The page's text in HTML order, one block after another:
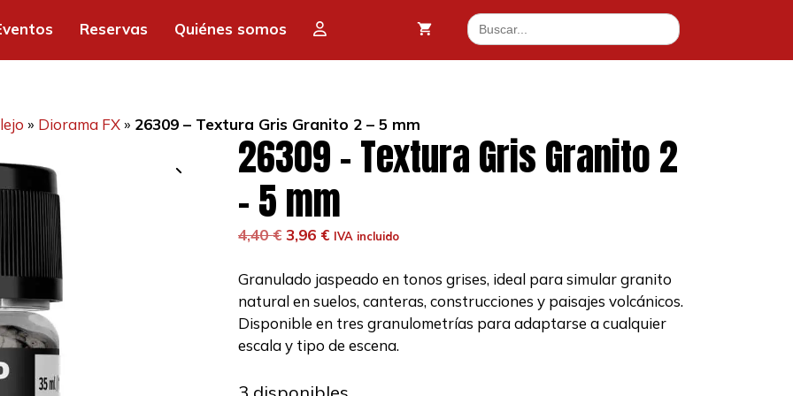
Reservas Quiénes somos Buscar:
» Diorama FX» 26309 – Textura Gris Granito 2 – 5 mm
26309 – Textura Gris Granito 2
– 5 mm
4,40€ El
original
era:
4,40 €.
3,96 €El
actual
es:
3,96 €.
IVA incluido
Granulado jaspeado en tonos grises, ideal para simular granito
natural en suelos, canteras, construcciones y paisajes volcánicos.
Disponible en tres granulometrías para adaptarse a cualquier
escala y tipo de escena.
Gris
Granito
2
cantidad